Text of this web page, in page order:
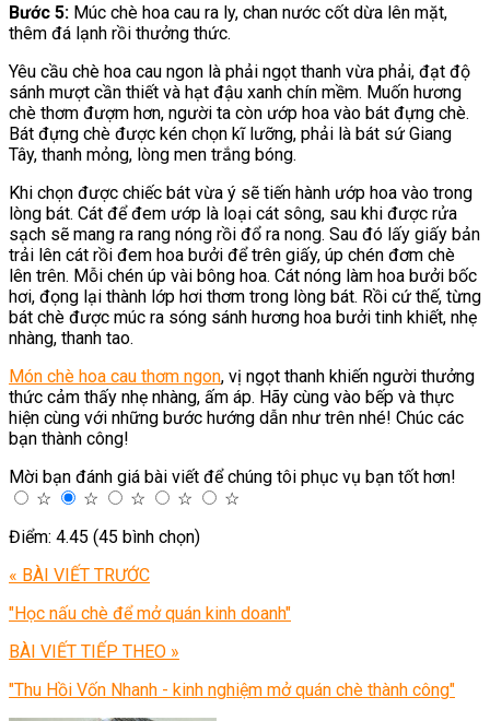
Bước 5: Múc chè hoa cau ra ly, chan nước cốt dừa lên mặt,
thêm đá lạnh rồi thưởng thức.
Yêu cầu chè hoa cau ngon là phải ngọt thanh vừa phải, đạt độ
sánh mượt cần thiết và hạt đậu xanh chín mềm. Muốn hương
chè thơm đượm hơn, người ta còn ướp hoa vào bát đựng chè.
Bát đựng chè được kén chọn kĩ lưỡng, phải là bát sứ Giang
Tây, thanh mỏng, lòng men trắng bóng.
Khi chọn được chiếc bát vừa ý sẽ tiến hành ướp hoa vào trong
lòng bát. Cát để đem ướp là loại cát sông, sau khi được rửa
sạch sẽ mang ra rang nóng rồi đổ ra nong. Sau đó lấy giấy bản
trải lên cát rồi đem hoa bưởi để trên giấy, úp chén đơm chè
lên trên. Mỗi chén úp vài bông hoa. Cát nóng làm hoa bưởi bốc
hơi, đọng lại thành lớp hơi thơm trong lòng bát. Rồi cứ thế, từng
bát chè được múc ra sóng sánh hương hoa bưởi tinh khiết, nhẹ
nhàng, thanh tao.
Món chè hoa cau thơm ngon, vị ngọt thanh khiến người thưởng
thức cảm thấy nhẹ nhàng, ấm áp. Hãy cùng vào bếp và thực
hiện cùng với những bước hướng dẫn như trên nhé! Chúc các
bạn thành công!
Mời bạn đánh giá bài viết để chúng tôi phục vụ bạn tốt hơn!
☆
☆ ☆ ☆
☆
Điểm: 4.45 (45 bình chọn)
« BÀI VIẾT TRƯỚC
"Học nấu chè để mở quán kinh doanh"
BÀI VIẾT TIẾP THEO »
"Thu Hồi Vốn Nhanh - kinh nghiệm mở quán chè thành công"